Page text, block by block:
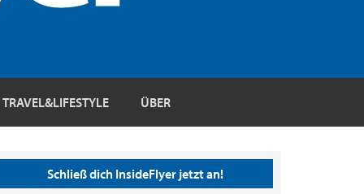
TRAVEL&LIFESTYLE ÜBER
Schließ dich InsideFlyer jetzt an!